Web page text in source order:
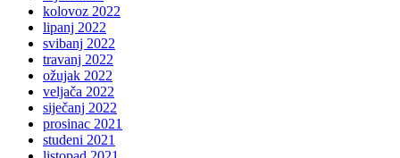
kolovoz 2022
lipanj 2022
svibanj 2022
travanj 2022
ožujak 2022
veljača 2022
siječanj 2022
prosinac 2021
studeni 2021